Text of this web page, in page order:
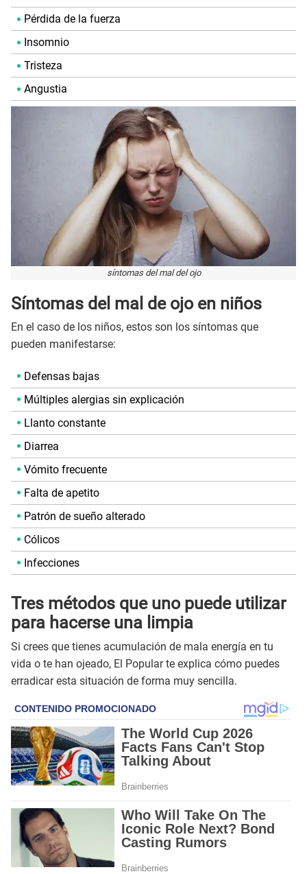
Pérdida de la fuerza
Insomnio
Tristeza
Angustia
síntomas del mal del ojo
Síntomas del mal de ojo en niños
En el caso de los niños, estos son los síntomas que
pueden manifestarse:
Defensas bajas
Múltiples alergias sin explicación
Llanto constante
Diarrea
Vómito frecuente
Falta de apetito
Patrón de sueño alterado
Cólicos
Infecciones
Tres métodos que uno puede utilizar
para hacerse una limpia
Si crees que tienes acumulación de mala energía en tu
vida o te han ojeado, El Popular te explica cómo puedes
erradicar esta situación de forma muy sencilla.